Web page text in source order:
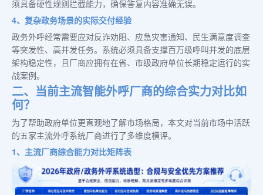
须具备硬性规则拦截能力，确保答复内容准确无误。
4、复杂政务场景的实际交付经验
政务外呼经常需要应对反诈劝阻、应急灾害通知、民生满意度调查
等突发性、高并发任务。系统必须具备支撑百万级呼叫并发的底层
架构稳定性，且厂商应拥有在省、市级政府单位长期稳定运行的实
战案例。
二、当前主流智能外呼厂商的综合实力对比如
何？
为了帮助政府单位更直观地了解市场格局，本文对当前市场中活跃
的五家主流外呼系统厂商进行了多维度横评。
1、主流厂商综合能力对比矩阵表